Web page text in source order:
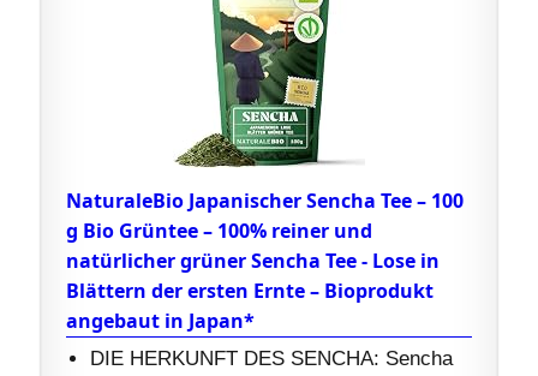
NaturaleBio Japanischer Sencha Tee – 100
g Bio Grüntee – 100% reiner und
natürlicher grüner Sencha Tee - Lose in
Blättern der ersten Ernte – Bioprodukt
angebaut in Japan*
DIE HERKUNFT DES SENCHA: Sencha